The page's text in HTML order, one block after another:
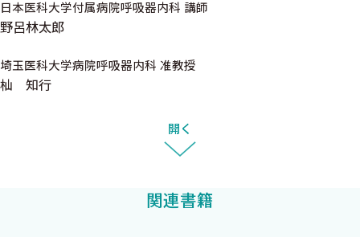
あります．また，呼吸器内科診療の現場の皆様には，大いに参考
にしていただける内容の一冊になったと確信しております．幅広
い皆様にご活用いただいて，皆様のお役に立てる1冊になることを
願います．
6．異常陰影
2）すりガラス影 〈廣瀬 敬〉
3）結核様の影 〈奥村昌夫〉
5）縦隔リンパ節の腫大 〈箱崎泰貴，細見幸生〉
6）胸水が溜まっているときの鑑別 〈水谷英明〉
8）気胸の対応 〈水谷英明〉
日本医科大学付属病院呼吸器内科 講師
野呂林太郎
埼玉医科大学病院呼吸器内科 准教授
杣 知行
開く
関連書籍